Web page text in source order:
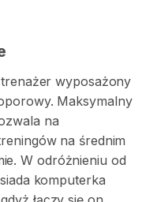
trenażer wyposażony
Maksymalny
na
na średnim
W odróżnieniu od
komputerka